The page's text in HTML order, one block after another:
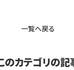
一覧へ戻る
のカテゴリの記